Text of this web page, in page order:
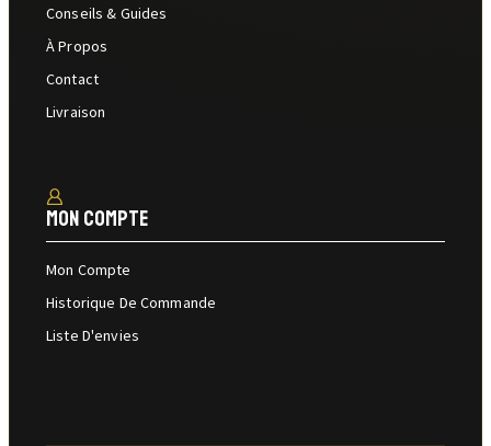
Conseils & Guides
À Propos
Contact
Livraison
Mon Compte
Mon Compte
Historique De Commande
Liste D'envies